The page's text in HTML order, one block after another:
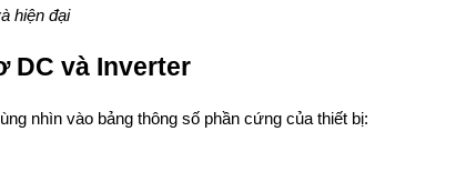
hiện đại
DC và Inverter
nhìn vào bảng thông số phần cứng của thiết bị: